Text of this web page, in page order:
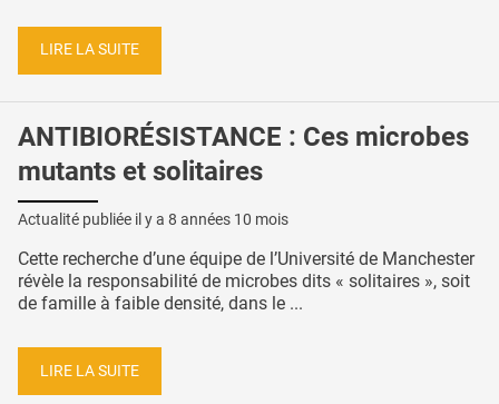
LIRE LA SUITE
ANTIBIORÉSISTANCE : Ces microbes
mutants et solitaires
Actualité publiée il y a 8 années 10 mois
Cette recherche d’une équipe de l’Université de Manchester
révèle la responsabilité de microbes dits « solitaires », soit
de famille à faible densité, dans le ...
LIRE LA SUITE